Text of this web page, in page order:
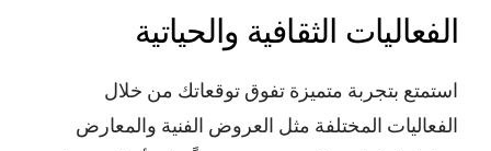
الفعاليات الثقافية والحياتية
استمتع بتجربة متميزة تفوق توقعاتك من خلال
الفعاليات المختلفة مثل العروض الفنية والمعارض